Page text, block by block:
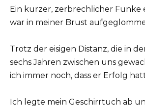
Ein kurzer, zerbrechlicher Funke
war in meiner Brust
Trotz der eisigen Distanz, die in
sechs Jahren zwischen uns
ich immer noch, dass er Erfolg
Ich legte mein Geschirrtuch ab